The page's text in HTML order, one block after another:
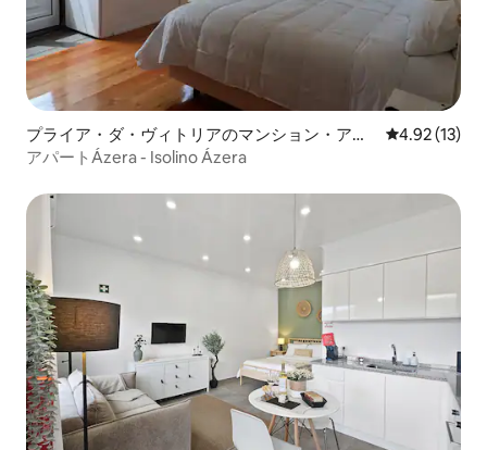
プライア・ダ・ヴィトリアのマンション・アパ
ート
レビュー13
4.92 (13)
アパートÁzera - Isolino Ázera